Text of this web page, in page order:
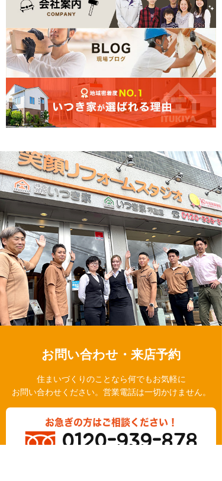
お問い合わせ・来店予約
住まいづくりのことなら何でもお気軽に
お問い合わせください。営業電話は一切かけません。
お急ぎの方はご相談ください！
0120-939-878